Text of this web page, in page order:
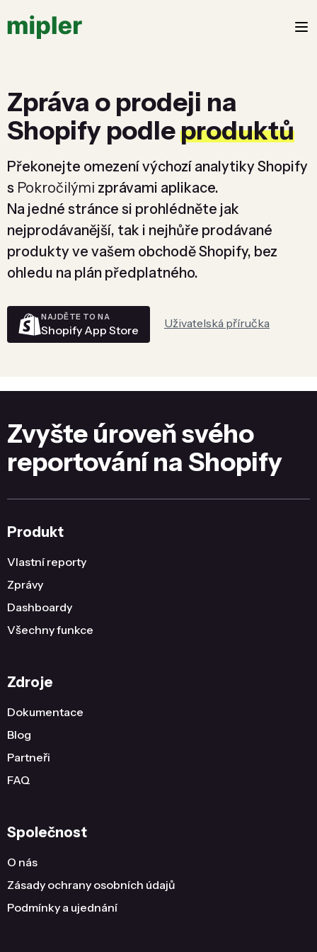
Zpráva o prodeji na
Shopify podleproduktů
Překonejte omezení výchozí analytiky Shopify
s Pokročilými zprávami aplikace.
Na jedné stránce si prohlédněte jak
nejprodávanější, tak i nejhůře prodávané
produkty ve vašem obchodě Shopify, bez
ohledu na plán předplatného.
NAJDĚTE TO NA
Shopify App Store Uživatelská příručka
Zvyšte úroveň svého
reportování na Shopify
Produkt
Vlastní reporty
Zprávy
Dashboardy
Všechny funkce
Zdroje
Dokumentace
Blog
Partneři
FAQ
Společnost
O nás
Zásady ochrany osobních údajů
Podmínky a ujednání